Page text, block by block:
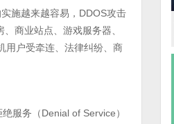
施越来越容易，DDOS攻击
商业站点、游戏服务器、
用户受牵连、法律纠纷、商
服务（Denial of Service）